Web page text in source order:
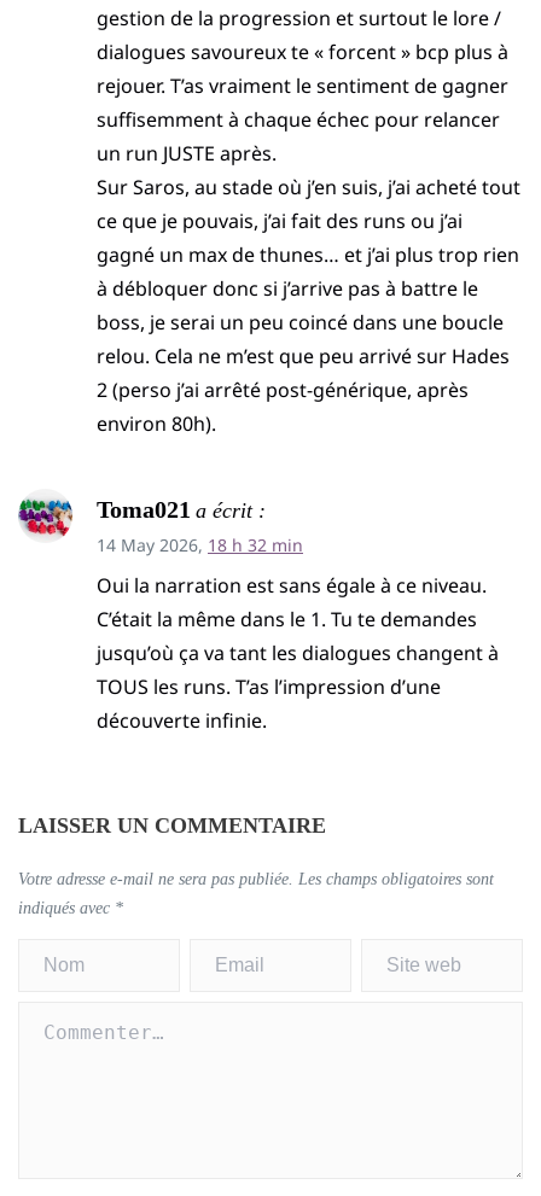
gestion de la progression et surtout le lore /
dialogues savoureux te « forcent » bcp plus à
rejouer. T’as vraiment le sentiment de gagner
suffisemment à chaque échec pour relancer
un run JUSTE après.
Sur Saros, au stade où j’en suis, j’ai acheté tout
ce que je pouvais, j’ai fait des runs ou j’ai
gagné un max de thunes… et j’ai plus trop rien
à débloquer donc si j’arrive pas à battre le
boss, je serai un peu coincé dans une boucle
relou. Cela ne m’est que peu arrivé sur Hades
2 (perso j’ai arrêté post-générique, après
environ 80h).
Toma021 a écrit :
14 May 2026, 18 h 32 min
Oui la narration est sans égale à ce niveau.
C’était la même dans le 1. Tu te demandes
jusqu’où ça va tant les dialogues changent à
TOUS les runs. T’as l’impression d’une
découverte infinie.
LAISSER UN COMMENTAIRE
Votre adresse e-mail ne sera pas publiée. Les champs obligatoires sont
indiqués avec *